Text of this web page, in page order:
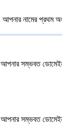
আপনার নামের প্রথম
আপনার সম্ভবত
আপনার সম্ভবত